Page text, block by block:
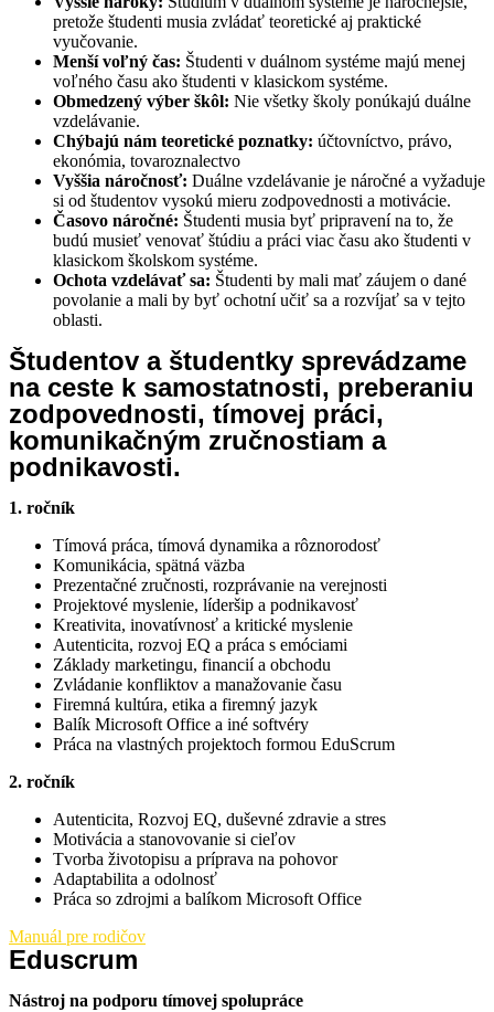
pretože študenti musia zvládať teoretické aj praktické
vyučovanie.
Menší voľný čas: Študenti v duálnom systéme majú menej
voľného času ako študenti v klasickom systéme.
Obmedzený výber škôl: Nie všetky školy ponúkajú duálne
vzdelávanie.
Chýbajú nám teoretické poznatky: účtovníctvo, právo,
ekonómia, tovaroznalectvo
Vyššia náročnosť: Duálne vzdelávanie je náročné a vyžaduje
si od študentov vysokú mieru zodpovednosti a motivácie.
Časovo náročné: Študenti musia byť pripravení na to, že
budú musieť venovať štúdiu a práci viac času ako študenti v
klasickom školskom systéme.
Ochota vzdelávať sa: Študenti by mali mať záujem o dané
povolanie a mali by byť ochotní učiť sa a rozvíjať sa v tejto
oblasti.
Študentov a študentky sprevádzame
na ceste k samostatnosti, preberaniu
zodpovednosti, tímovej práci,
komunikačným zručnostiam a
podnikavosti.
1. ročník
Tímová práca, tímová dynamika a rôznorodosť
Komunikácia, spätná väzba
Prezentačné zručnosti, rozprávanie na verejnosti
Projektové myslenie, líderšip a podnikavosť
Kreativita, inovatívnosť a kritické myslenie
Autenticita, rozvoj EQ a práca s emóciami
Základy marketingu, financií a obchodu
Zvládanie konfliktov a manažovanie času
Firemná kultúra, etika a firemný jazyk
Balík Microsoft Office a iné softvéry
Práca na vlastných projektoch formou EduScrum
2. ročník
Autenticita, Rozvoj EQ, duševné zdravie a stres
Motivácia a stanovovanie si cieľov
Tvorba životopisu a príprava na pohovor
Adaptabilita a odolnosť
Práca so zdrojmi a balíkom Microsoft Office
Manuál pre rodičov
Eduscrum
Nástroj na podporu tímovej spolupráce